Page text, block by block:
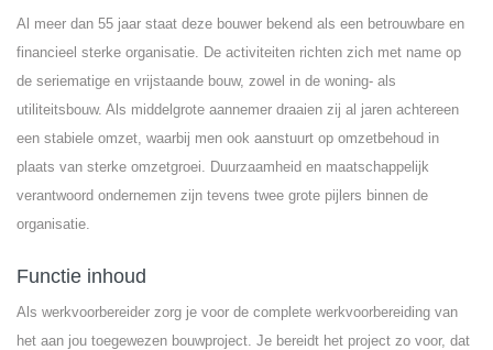
Al meer dan 55 jaar staat deze bouwer bekend als een betrouwbare en
financieel sterke organisatie. De activiteiten richten zich met name op
de seriematige en vrijstaande bouw, zowel in de woning- als
utiliteitsbouw. Als middelgrote aannemer draaien zij al jaren achtereen
een stabiele omzet, waarbij men ook aanstuurt op omzetbehoud in
plaats van sterke omzetgroei. Duurzaamheid en maatschappelijk
verantwoord ondernemen zijn tevens twee grote pijlers binnen de
organisatie.
Functie inhoud
Als werkvoorbereider zorg je voor de complete werkvoorbereiding van
het aan jou toegewezen bouwproject. Je bereidt het project zo voor, dat